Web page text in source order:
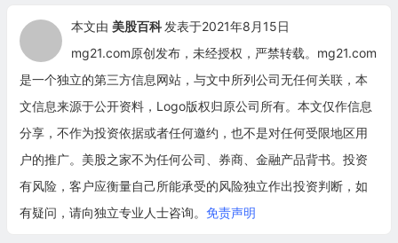
本文由 美股百科 发表于2021年8月15日
mg21.com原创发布，未经授权，严禁转载。mg21.com
是一个独立的第三方信息网站，与文中所列公司无任何关联，本
文信息来源于公开资料，Logo版权归原公司所有。本文仅作信息
分享，不作为投资依据或者任何邀约，也不是对任何受限地区用
户的推广。美股之家不为任何公司、券商、金融产品背书。投资
有风险，客户应衡量自己所能承受的风险独立作出投资判断，如
有疑问，请向独立专业人士咨询。 免责声明